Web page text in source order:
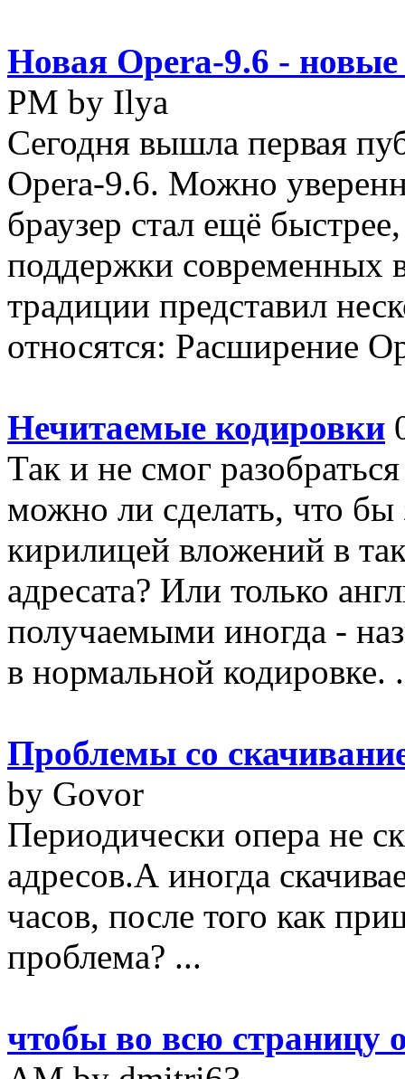
Новая Opera-9.6 -
PM by Ilya
Сегодня вышла первая
Opera-9.6. Можно
браузер стал ещё
поддержки современных
традиции представил
относятся: Расширение
Нечитаемые кодировки
Так и не смог
можно ли сделать, что бы
кирилицей вложений в
адресата? Или только
получаемыми иногда -
в нормальной кодировке.
Проблемы со
by Govor
Периодически опера не
адресов.А иногда
часов, после того как
проблема? ...
чтобы во всю страницу